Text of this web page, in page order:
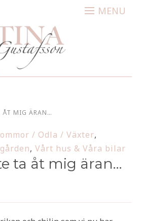
MENU
ÅT MIG ÄRAN…
/ Odla / Växter,
, Vårt hus & Våra bilar
ta åt mig äran…